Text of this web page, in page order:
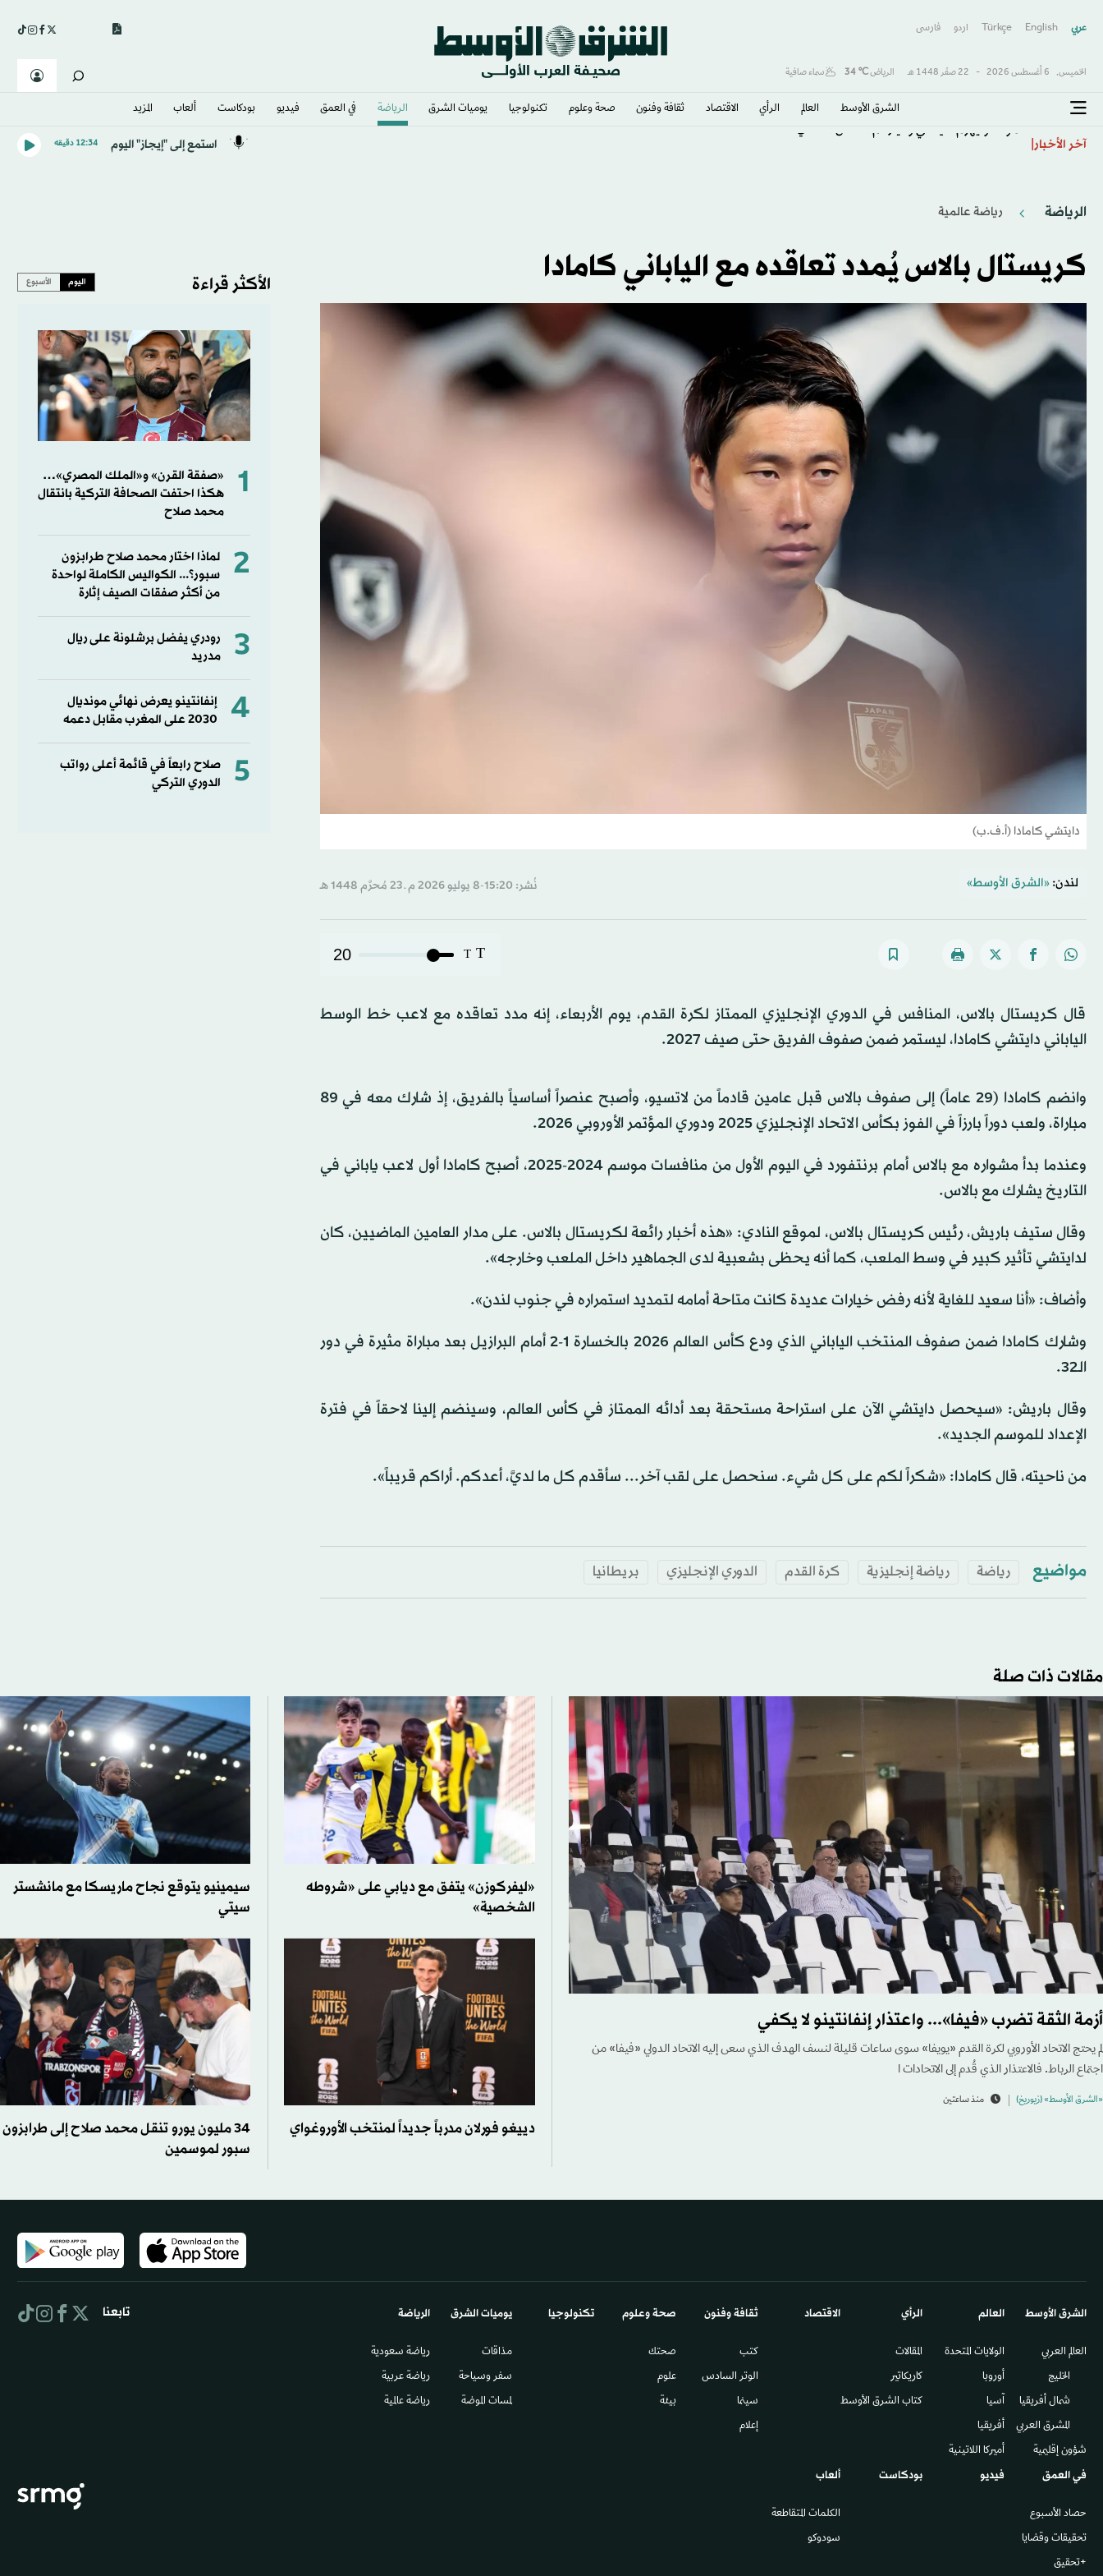
عربي English
Türkçe اردو فارسى
الخميس, 6 أغسطس 2026 - 22 صفَر 1448 هـ الرياض℃
34 سماء صافية
الشرق الأوسط​ العالم الرأي الاقتصاد ثقافة وفنون صحة وعلوم تكنولوجيا يوميات الشرق​ الرياضة في العمق فيديو بودكاست ألعاب المزيد
آخر الأخبار موناكو يهزم خيتافي ودياً رغم النقص العددي استمع إلى "إيجاز" اليوم 12:34 دقيقه
الرياضة رياضة عالمية
كريستال بالاس يُمدد تعاقده مع الياباني كامادا
دايتشي كامادا (أ.ف.ب)
لندن: «الشرق الأوسط» نُشر: 15:20-8 يوليو 2026 م ـ 23 مُحرَّم 1448 هـ
T
T
20
قال كريستال بالاس، المنافس في الدوري الإنجليزي الممتاز لكرة القدم، يوم الأربعاء، إنه مدد تعاقده مع لاعب خط الوسط
الياباني دايتشي كامادا، ليستمر ضمن صفوف الفريق حتى صيف 2027.
وانضم كامادا (29 عاماً) إلى صفوف بالاس قبل عامين قادماً من لاتسيو، وأصبح عنصراً أساسياً بالفريق، إذ شارك معه في 89
مباراة، ولعب دوراً بارزاً في الفوز بكأس الاتحاد الإنجليزي 2025 ودوري المؤتمر الأوروبي 2026.
وعندما بدأ مشواره مع بالاس أمام برنتفورد في اليوم الأول من منافسات موسم 2024-2025، أصبح كامادا أول لاعب ياباني في
التاريخ يشارك مع بالاس.
وقال ستيف باريش، رئيس كريستال بالاس، لموقع النادي: «هذه أخبار رائعة لكريستال بالاس. على مدار العامين الماضيين، كان
لدايتشي تأثير كبير في وسط الملعب، كما أنه يحظى بشعبية لدى الجماهير داخل الملعب وخارجه».
وأضاف: «أنا سعيد للغاية لأنه رفض خيارات عديدة كانت متاحة أمامه لتمديد استمراره في جنوب لندن».
وشارك كامادا ضمن صفوف المنتخب الياباني الذي ودع كأس العالم 2026 بالخسارة 1-2 أمام البرازيل بعد مباراة مثيرة في دور
الـ32.
وقال باريش: «سيحصل دايتشي الآن على استراحة مستحقة بعد أدائه الممتاز في كأس العالم، وسينضم إلينا لاحقاً في فترة
الإعداد للموسم الجديد».
من ناحيته، قال كامادا: «شكراً لكم على كل شيء. سنحصل على لقب آخر... سأقدم كل ما لديَّ، أعدكم. أراكم قريباً».
مواضيع رياضة رياضة إنجليزية كرة القدم الدوري الإنجليزي بريطانيا
الأكثر قراءة اليوم الأسبوع
1
«صفقة القرن» و«الملك المصري»…
هكذا احتفت الصحافة التركية بانتقال
محمد صلاح
2
لماذا اختار محمد صلاح طرابزون
سبور؟... الكواليس الكاملة لواحدة
من أكثر صفقات الصيف إثارة
3
رودري يفضل برشلونة على ريال
مدريد
4
إنفانتينو يعرض نهائي مونديال
2030 على المغرب مقابل دعمه
5
صلاح رابعاً في قائمة أعلى رواتب
الدوري التركي
مقالات ذات صلة
أزمة الثقة تضرب «فيفا»... واعتذار إنفانتينو لا يكفي
لم يحتج الاتحاد الأوروبي لكرة القدم «يويفا» سوى ساعات قليلة لنسف الهدف الذي سعى إليه الاتحاد الدولي «فيفا» من
اجتماع الرباط. فالاعتذار الذي قُدم إلى الاتحادات ا
«الشرق الأوسط» (زيوريخ) منذ ساعتين
«ليفركوزن» يتفق مع ديابي على «شروطه
الشخصية»
سيمينيو يتوقع نجاح ماريسكا مع مانشستر
سيتي
دييغو فورلان مدرباً جديداً لمنتخب الأوروغواي
34 مليون يورو تنقل محمد صلاح إلى طرابزون
سبور لموسمين
الشرق الأوسط​
العالم العربي
الخليج
شمال أفريقيا
المشرق العربي
شؤون إقليمية
العالم
الولايات المتحدة
أوروبا
آسيا
أفريقيا
أميركا اللاتينية
الرأي
المقالات
كاريكاتير
كتاب الشرق الأوسط
الاقتصاد ثقافة وفنون
كتب
الوتر السادس​
سينما
إعلام
صحة وعلوم
صحتك
علوم
بيئة
تكنولوجيا يوميات الشرق​
مذاقات
سفر وسياحة
لمسات الموضة
الرياضة
رياضة سعودية
رياضة عربية
رياضة عالمية
في العمق
حصاد الأسبوع
تحقيقات وقضايا
+تحقيق
فيديو بودكاست ألعاب
الكلمات المتقاطعة
سودوكو
تابعنا